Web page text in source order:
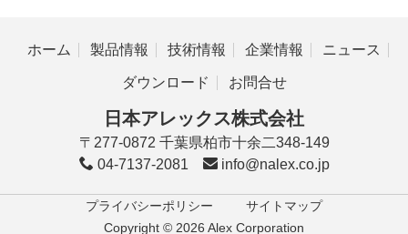
ホーム 製品情報 技術情報 企業情報 ニュース
ダウンロード お問合せ
日本アレックス株式会社
〒277-0872 千葉県柏市十余二348-149
04-7137-2081
info@nalex.co.jp
プライバシーポリシー
サイトマップ
Copyright © 2026 Alex Corporation